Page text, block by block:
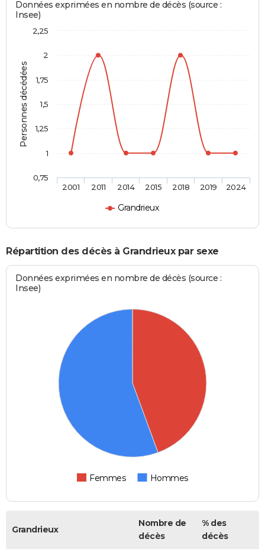
Personnes décédées
Données exprimées en nombre de décès (source :
Insee)
Grandrieux
2001 2011 2014 2015 2018 2019 2024
0,75
1
1,25
1,5
1,75
2
2,25
Répartition des décès à Grandrieux par sexe
Données exprimées en nombre de décès (source :
Insee)
Femmes Hommes
Grandrieux
Nombre de
décès
% des
décès